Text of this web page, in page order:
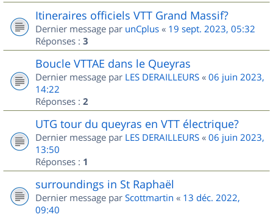
Itineraires officiels VTT Grand Massif?
Dernier message par unCplus « 19 sept. 2023, 05:32
Réponses : 3
Boucle VTTAE dans le Queyras
Dernier message par LES DERAILLEURS « 06 juin 2023,
14:22
Réponses : 2
UTG tour du queyras en VTT électrique?
Dernier message par LES DERAILLEURS « 06 juin 2023,
13:50
Réponses : 1
surroundings in St Raphaël
Dernier message par Scottmartin « 13 déc. 2022,
09:40